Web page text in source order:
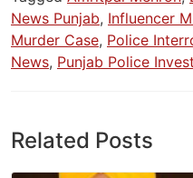
News Punjab, Influencer
Murder Case, Police
News, Punjab Police
Related Posts